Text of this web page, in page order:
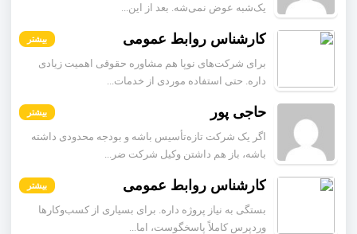
یک‌شبه عوض نمی‌شه. بعد از این...
کارشناس روابط عمومی بیشتر
برای شرکت‌های نوپا هم مشاوره حقوقی اهمیت زیادی
داره. حتی استفاده موردی از خدمات...
حاجی پور بیشتر
اگر یک شرکت تازه‌تأسیس باشه و بودجه محدودی داشته
باشه، باز هم داشتن وکیل شرکت ضر...
کارشناس روابط عمومی بیشتر
بستگی به نیاز پروژه داره. برای بسیاری از کسب‌وکارها
وردپرس کاملاً پاسخگوست، اما...